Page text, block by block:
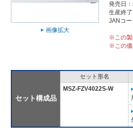
画像拡大
発売日
生産終
JANコ
※この製
※この価
セット構成品
セット形名
MSZ-FZV4022S-W